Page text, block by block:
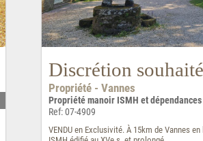
Discrétion
Propriété - Vannes
Propriété manoir ISMH et
Ref: 07-4909
VENDU en Exclusivité. À 15km de Vannes